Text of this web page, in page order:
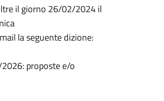
il giorno 26/02/2024 il
la seguente dizione:
proposte e/o